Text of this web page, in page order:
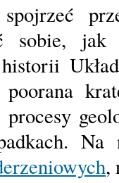
spojrzeć
sobie, jak
Na
,